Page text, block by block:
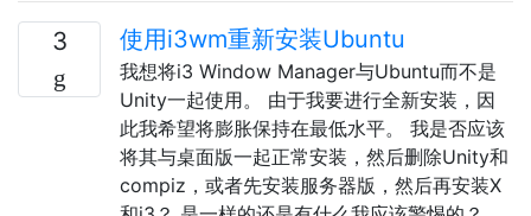
3 使用i3wm重新安装Ubuntu
我想将i3 Window Manager与Ubuntu而不是
Unity一起使用。 由于我要进行全新安装，因
此我希望将膨胀保持在最低水平。 我是否应该
将其与桌面版一起正常安装，然后删除Unity和
compiz，或者先安装服务器版，然后再安装X